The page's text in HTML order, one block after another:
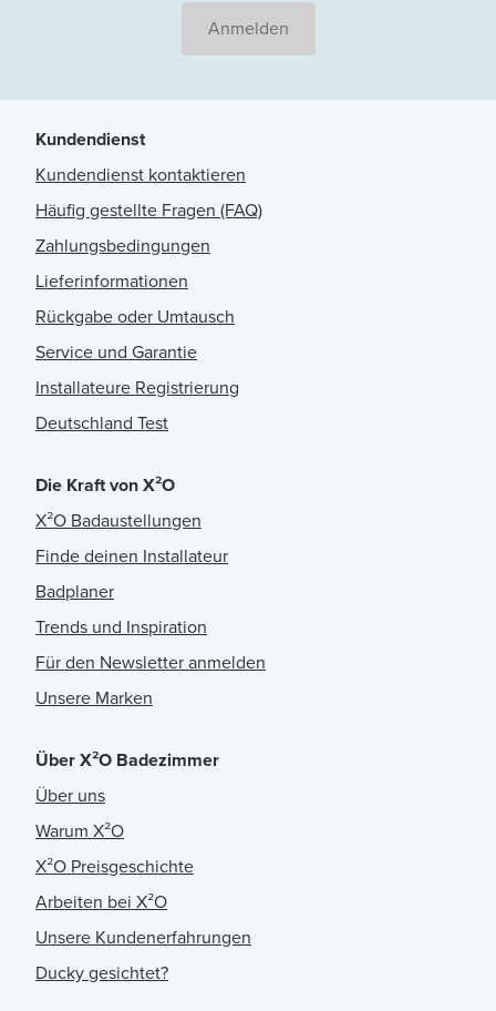
Anmelden
Kundendienst
Kundendienst kontaktieren
Häufig gestellte Fragen (FAQ)
Zahlungsbedingungen
Lieferinformationen
Rückgabe oder Umtausch
Service und Garantie
Installateure Registrierung
Deutschland Test
Die Kraft von X²O
X²O Badaustellungen
Finde deinen Installateur
Badplaner
Trends und Inspiration
Für den Newsletter anmelden
Unsere Marken
Über X²O Badezimmer
Über uns
Warum X²O
X²O Preisgeschichte
Arbeiten bei X²O
Unsere Kundenerfahrungen
Ducky gesichtet?